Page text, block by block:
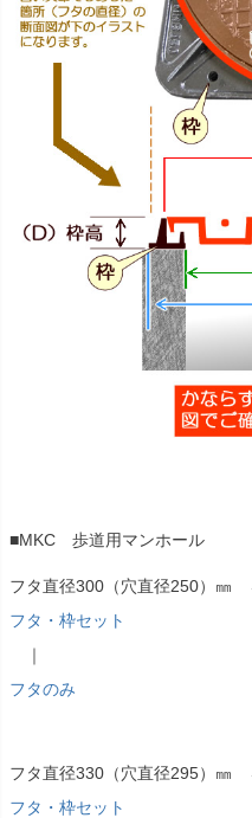
■MKC 歩道用マンホール
フタ直径300（穴直径250）
フタ・枠セット
｜
フタのみ
フタ直径330（穴直径295）
フタ・枠セット